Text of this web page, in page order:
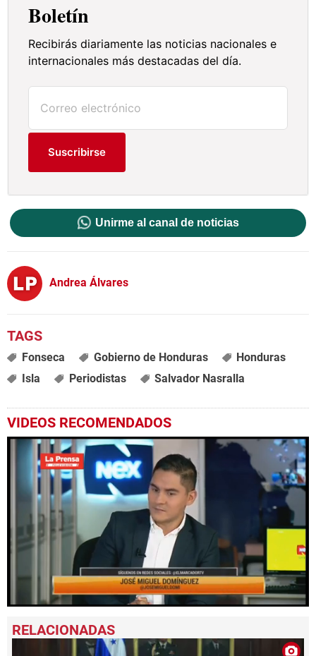
Boletín
Recibirás diariamente las noticias nacionales e
internacionales más destacadas del día.
Suscribirse
Unirme al canal de noticias
Andrea Álvares
Fonseca Gobierno de Honduras
Honduras
Isla
Periodistas Salvador Nasralla
VIDEOS RECOMENDADOS
seconds
of